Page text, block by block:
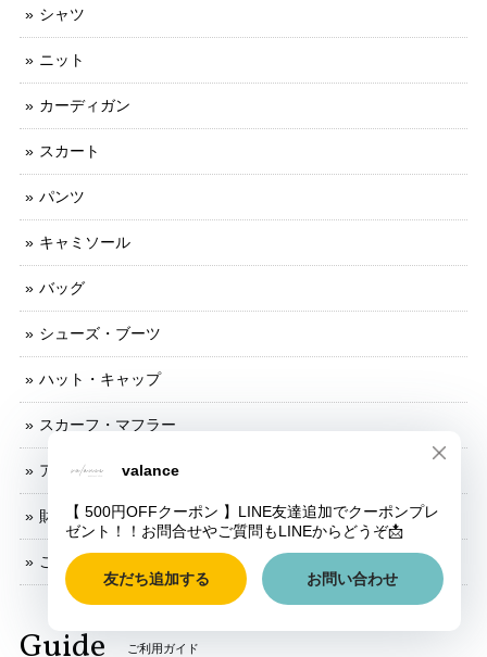
シャツ
ニット
カーディガン
スカート
パンツ
キャミソール
バッグ
シューズ・ブーツ
ハット・キャップ
スカーフ・マフラー
アクセサリー
財布・小物
ご予約品
Guide ご利用ガイド